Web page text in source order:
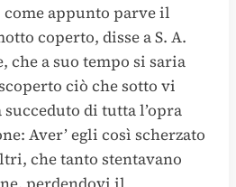
appunto parve il
coperto, disse a S. A.
che a suo tempo si saria
ciò che sotto vi
succeduto di tutta l’opra
Aver’ egli così scherzato
che tanto stentavano